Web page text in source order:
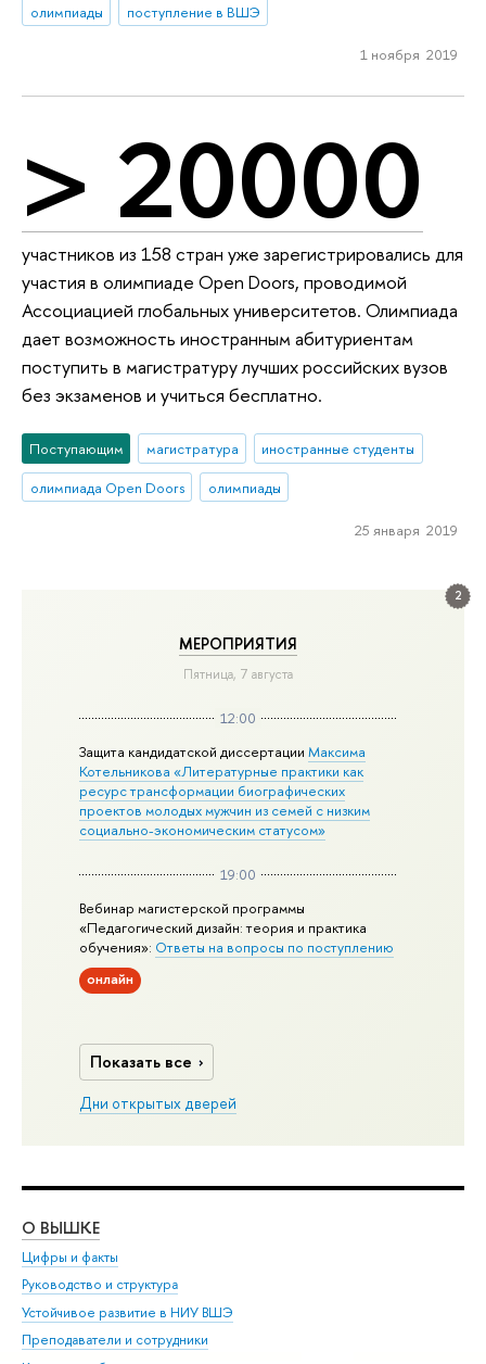
2
МЕРОПРИЯТИЯ
Пятница, 7 августа
12:00
Защита кандидатской диссертацииМаксима
Котельникова «Литературные практики как
ресурс трансформации биографических
проектов молодых мужчин из семей с низким
социально-экономическим статусом»
19:00
Вебинар магистерской программы
«Педагогический дизайн: теория и практика
обучения»: Ответы на вопросы по поступлению
онлайн
Показать все
Дни открытых дверей
олимпиады
поступление в ВШЭ
1 ноября 2019
> 20000
участников из 158 стран уже зарегистрировались для
участия в олимпиаде Open Doors, проводимой
Ассоциацией глобальных университетов. Олимпиада
дает возможность иностранным абитуриентам
поступить в магистратуру лучших российских вузов
без экзаменов и учиться бесплатно.
Поступающим магистратура
иностранные студенты
олимпиада Open Doors
олимпиады
25 января 2019
О ВЫШКЕ
Цифры и факты
Руководство и структура
Устойчивое развитие в НИУ ВШЭ
Преподаватели и сотрудники